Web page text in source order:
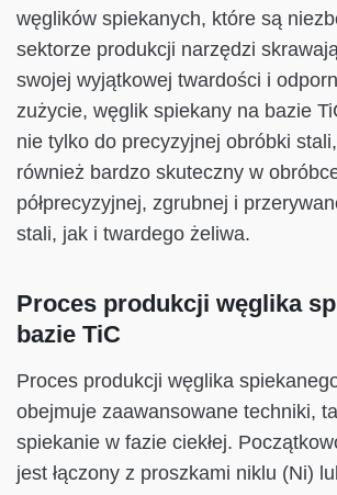
węglików spiekanych, które są
sektorze produkcji narzędzi
swojej wyjątkowej twardości i
zużycie, węglik spiekany na bazie
nie tylko do precyzyjnej obróbki
również bardzo skuteczny w
półprecyzyjnej, zgrubnej i
stali, jak i twardego żeliwa.
Proces produkcji węglika
bazie TiC
Proces produkcji węglika
obejmuje zaawansowane techniki,
spiekanie w fazie ciekłej.
jest łączony z proszkami niklu (Ni)